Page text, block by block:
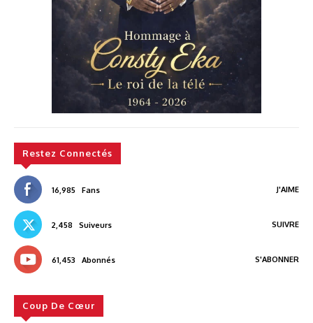
Restez Connectés
16,985 Fans J'AIME
2,458 Suiveurs SUIVRE
61,453 Abonnés S'ABONNER
Coup De Cœur